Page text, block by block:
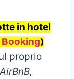
in hotel
Booking)
proprio